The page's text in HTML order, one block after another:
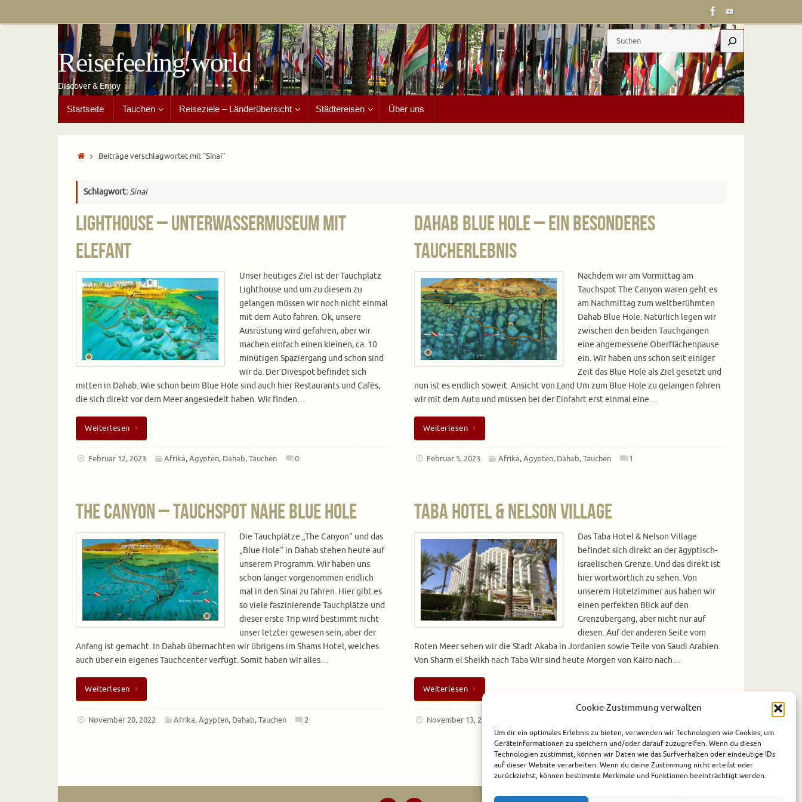
Cookie-Zustimmung verwalten
Um dir ein optimales Erlebnis zu bieten, verwenden wir Technologien wie Cookies, um
Geräteinformationen zu speichern und/oder darauf zuzugreifen. Wenn du diesen
Technologien zustimmst, können wir Daten wie das Surfverhalten oder eindeutige IDs
auf dieser Website verarbeiten. Wenn du deine Zustimmung nicht erteilst oder
zurückziehst, können bestimmte Merkmale und Funktionen beeinträchtigt werden.
Reisefeeling.world
Discover & Enjoy
Suchen
Inhalt
springen
Startseite Tauchen Reiseziele – Länderübersicht Städtereisen Über uns
StartBeiträge verschlagwortet mit "Sinai"
Schlagwort:Sinai
Lighthouse – Unterwassermuseum mit
Elefant
Unser heutiges Ziel ist der Tauchplatz
Lighthouse und um zu diesem zu
gelangen müssen wir noch nicht einmal
mit dem Auto fahren. Ok, unsere
Ausrüstung wird gefahren, aber wir
machen einfach einen kleinen, ca. 10
minütigen Spaziergang und schon sind
wir da. Der Divespot befindet sich
mitten in Dahab. Wie schon beim Blue Hole sind auch hier Restaurants und Cafés,
die sich direkt vor dem Meer angesiedelt haben. Wir finden…
Weiterlesen
Februar 12, 2023 Afrika,Ägypten, Dahab,Tauchen 0
Dahab Blue Hole – ein besonderes
Taucherlebnis
Nachdem wir am Vormittag am
Tauchspot The Canyon waren geht es
am Nachmittag zum weltberühmten
Dahab Blue Hole. Natürlich legen wir
zwischen den beiden Tauchgängen
eine angemessene Oberflächenpause
ein. Wir haben uns schon seit einiger
Zeit das Blue Hole als Ziel gesetzt und
nun ist es endlich soweit. Ansicht von Land Um zum Blue Hole zu gelangen fahren
wir mit dem Auto und müssen bei der Einfahrt erst einmal eine…
Weiterlesen
Februar 5, 2023 Afrika,Ägypten, Dahab,Tauchen 1
The Canyon – Tauchspot nahe Blue Hole
Die Tauchplätze „The Canyon“ und das
„Blue Hole“ in Dahab stehen heute auf
unserem Programm. Wir haben uns
schon länger vorgenommen endlich
mal in den Sinai zu fahren. Hier gibt es
so viele faszinierende Tauchplätze und
dieser erste Trip wird bestimmt nicht
unser letzter gewesen sein, aber der
Anfang ist gemacht. In Dahab übernachten wir übrigens im Shams Hotel, welches
auch über ein eigenes Tauchcenter verfügt. Somit haben wir alles…
Weiterlesen
November 20, 2022 Afrika,Ägypten, Dahab,Tauchen 2
Taba Hotel & Nelson Village
Das Taba Hotel & Nelson Village
befindet sich direkt an der ägyptisch-
israelischen Grenze. Und das direkt ist
hier wortwörtlich zu sehen. Von
unserem Hotelzimmer aus haben wir
einen perfekten Blick auf den
Grenzübergang, aber nicht nur auf
diesen. Auf der anderen Seite vom
Roten Meer sehen wir die Stadt Akaba in Jordanien sowie Teile von Saudi Arabien.
Von Sharm el Sheikh nach Taba Wir sind heute Morgen von Kairo nach…
Weiterlesen
November 13, 2022